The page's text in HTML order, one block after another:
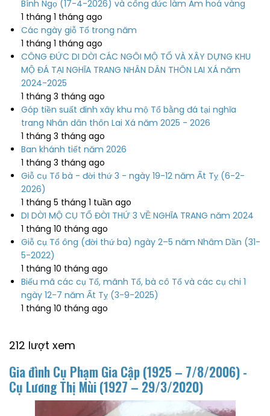
Bính Ngọ (17-4-2026) và công đức làm Am hoá vàng
1 tháng 1 tháng ago
Các ngày giỗ Tổ trong năm
1 tháng 1 tháng ago
CÔNG ĐỨC DI DỜI CÁC NGÔI MỘ TỔ VÀ XÂY DỰNG KHU
MỘ ĐÁ TẠI NGHĨA TRANG NHÂN DÂN THÔN LAI XÁ năm
2024-2025
1 tháng 3 tháng ago
Góp tiền suất đinh xây khu mộ Tổ bằng đá tại nghĩa
trang Nhân dân thôn Lai Xá năm 2025 - 2026
1 tháng 3 tháng ago
Ban khánh tiết năm 2026
1 tháng 3 tháng ago
Giỗ cụ Tổ bà - đời thứ 3 - ngày 19-12 năm Ất Tỵ (6-2-
2026)
1 tháng 5 tháng 1 tuần ago
DI DỜI MỘ CỤ TỔ ĐỜI THỨ 3 VỀ NGHĨA TRANG năm 2024
1 tháng 10 tháng ago
Giỗ cụ Tổ ông (đời thứ ba) ngày 2–5 năm Nhâm Dần (31-
5-2022)
1 tháng 10 tháng ago
Biếu mã các cụ Tổ, mãnh Tổ, bà cô Tổ và các cụ chi 1
ngày 12-7 năm Ất Tỵ (3-9-2025)
1 tháng 10 tháng ago
212 lượt xem
Gia đình Cụ Phạm Gia Cập (1925 – 7/8/2006) -
Cụ Lương Thị Mùi (1927 – 29/3/2020)